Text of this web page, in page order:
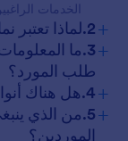
الخدمات
+2.لماذا تعتبر نماذج طلب الموردين مهمة؟
+
3.ما
طلب المورد؟
+4.هل هناك أنواع مختلفة من نماذج طلب الموردين؟
+
5.من الذي
الموردين؟